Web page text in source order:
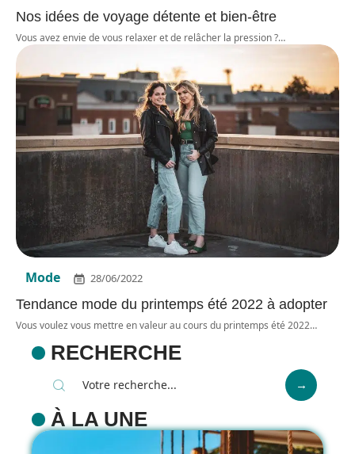
Nos idées de voyage détente et bien-être
Vous avez envie de vous relaxer et de relâcher la pression ?…
Mode 28/06/2022
Tendance mode du printemps été 2022 à adopter
Vous voulez vous mettre en valeur au cours du printemps été 2022…
RECHERCHE
À LA UNE